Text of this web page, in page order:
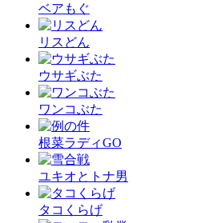
ベアもぐ
リスどん
ウサギぶた
ワンコぶた
根菜ラディGO
ユキオとトナ男
タコくらげ